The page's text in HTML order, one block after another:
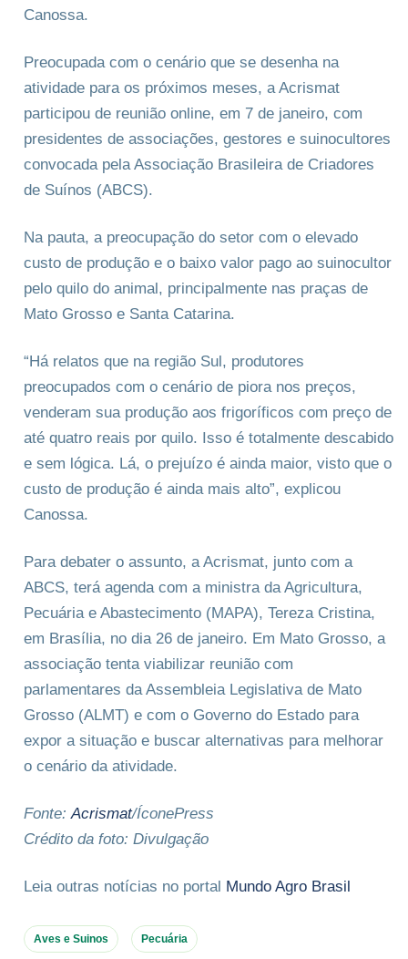
Canossa.
Preocupada com o cenário que se desenha na
atividade para os próximos meses, a Acrismat
participou de reunião online, em 7 de janeiro, com
presidentes de associações, gestores e suinocultores
convocada pela Associação Brasileira de Criadores
de Suínos (ABCS).
Na pauta, a preocupação do setor com o elevado
custo de produção e o baixo valor pago ao suinocultor
pelo quilo do animal, principalmente nas praças de
Mato Grosso e Santa Catarina.
“Há relatos que na região Sul, produtores
preocupados com o cenário de piora nos preços,
venderam sua produção aos frigoríficos com preço de
até quatro reais por quilo. Isso é totalmente descabido
e sem lógica. Lá, o prejuízo é ainda maior, visto que o
custo de produção é ainda mais alto”, explicou
Canossa.
Para debater o assunto, a Acrismat, junto com a
ABCS, terá agenda com a ministra da Agricultura,
Pecuária e Abastecimento (MAPA), Tereza Cristina,
em Brasília, no dia 26 de janeiro. Em Mato Grosso, a
associação tenta viabilizar reunião com
parlamentares da Assembleia Legislativa de Mato
Grosso (ALMT) e com o Governo do Estado para
expor a situação e buscar alternativas para melhorar
o cenário da atividade.
Fonte:Acrismat/ÍconePress
Crédito da foto: Divulgação
Leia outras notícias no portal Mundo Agro Brasil
Aves e Suinos Pecuária